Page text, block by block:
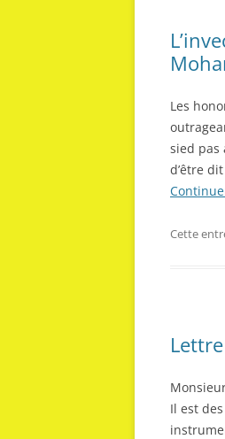
Les
sied pas
d’être
Cette
Il est